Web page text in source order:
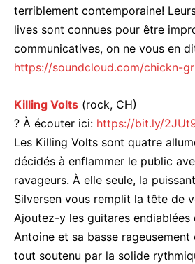
terriblement contemporaine!
lives sont connues pour être
communicatives, on ne vous en
https://soundcloud.com/chickn-gr
Killing Volts (rock, CH)
? À écouter ici: https://bit.ly/
Les Killing Volts sont quatre
décidés à enflammer le public
ravageurs. À elle seule, la
Silversen vous remplit la tête de
Ajoutez-y les guitares endiablées
Antoine et sa basse
tout soutenu par la solide